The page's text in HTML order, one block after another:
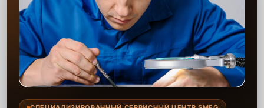
для быстрого уточнения деталей.
Привезти устройство в ближайший центр или
передать аппарат курьеру службы доставки,
дождаться результатов диагностики и принять
решение.
Дождаться оповещения о готовности и забрать
устройство самостоятельно или воспользоваться
курьерской доставкой.